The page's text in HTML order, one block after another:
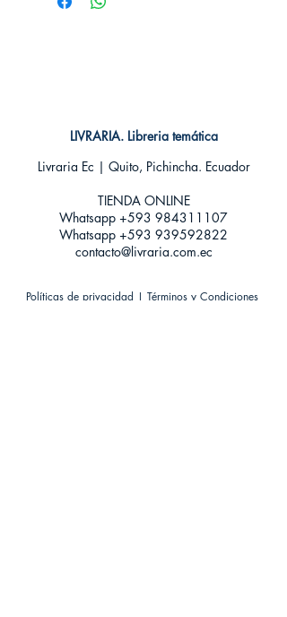
Idioma: Castellano
LIVRARIA. Libreria temática
Livraria Ec | Quito, Pichincha. Ecuador
TIENDA ONLINE​
Whatsapp +593 984311107
Whatsapp +593 939592822
contacto@livraria.com.ec
Políticas de privacidad | Términos y Condiciones